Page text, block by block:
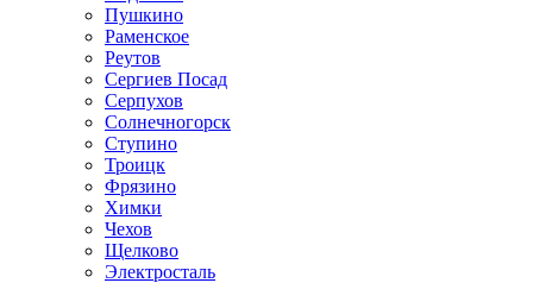
Пушкино
Раменское
Реутов
Сергиев Посад
Серпухов
Солнечногорск
Ступино
Троицк
Фрязино
Химки
Чехов
Щелково
Электросталь